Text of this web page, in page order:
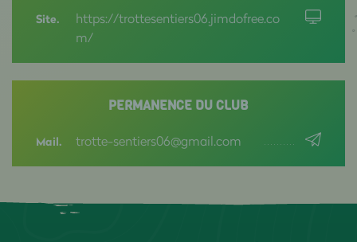
Site.
https://trottesentiers06.jimdofree.co
m/
PERMANENCE DU CLUB
Mail. trotte-sentiers06@gmail.com